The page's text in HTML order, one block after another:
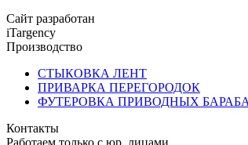
Сайт разработан
iTargency
Производство
СТЫКОВКА ЛЕНТ
ПРИВАРКА ПЕРЕГОРОДОК
ФУТЕРОВКА ПРИВОДНЫХ
Контакты